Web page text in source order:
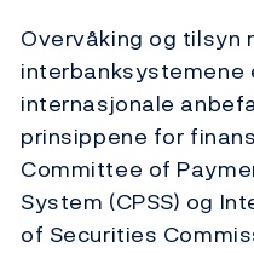
Overvåking og tilsyn
interbanksystemene
internasjonale
prinsippene for
Committee of
System (CPSS) og
of Securities